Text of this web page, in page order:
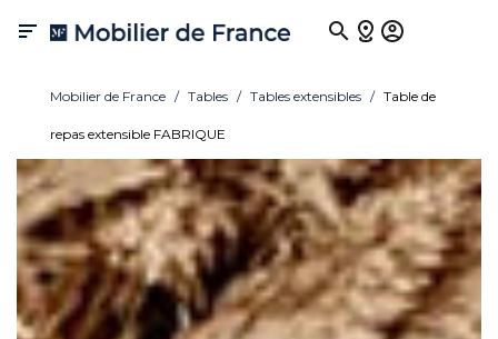

Mobilier de France Tables Tables extensibles Table de
repas extensible FABRIQUE